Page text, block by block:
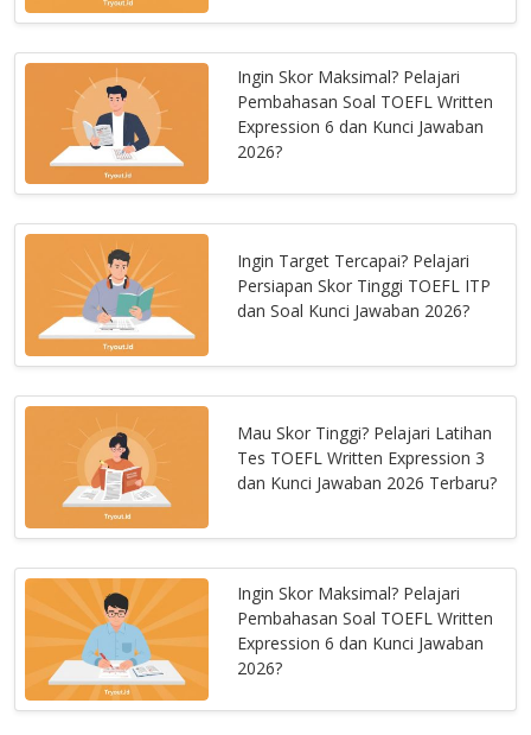
Ingin Skor Maksimal? Pelajari
Pembahasan Soal TOEFL Written
Expression 6 dan Kunci Jawaban
2026?
Ingin Target Tercapai? Pelajari
Persiapan Skor Tinggi TOEFL ITP
dan Soal Kunci Jawaban 2026?
Mau Skor Tinggi? Pelajari Latihan
Tes TOEFL Written Expression 3
dan Kunci Jawaban 2026 Terbaru?
Ingin Skor Maksimal? Pelajari
Pembahasan Soal TOEFL Written
Expression 6 dan Kunci Jawaban
2026?